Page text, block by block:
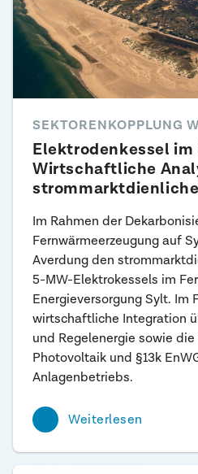
SEKTORENKOPPLUNG
Elektrodenkessel
Wirtschaftliche
Im Rahmen der
Fernwärmeerzeugung auf
Averdung den
5-MW-Elektrokessels im
Energieversorgung Sylt. Im
wirtschaftliche Integration
und Regelenergie sowie
Photovoltaik und §13k
Anlagenbetriebs.
Weiterlesen